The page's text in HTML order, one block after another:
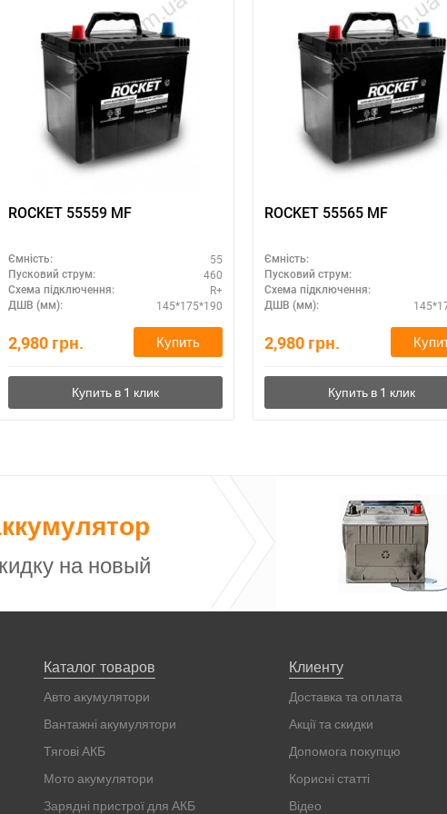
ROCKET 55559 MF
Ємність: 55
Пусковий струм: 460
Схема підключення: R+
ДШВ (мм): 145*175*190
2,980 грн. Купить
ROCKET 55565 MF
Ємність:
Пусковий струм:
Схема підключення:
ДШВ (мм):
2,980 грн.
на новый
Каталог товаров
Авто акумулятори
Вантажні акумулятори
Тягові АКБ
Мото акумулятори
Зарядні пристрої для АКБ
Клиенту
Доставка та оплата
Акції та скидки
Допомога покупцю
Корисні статті
Відео